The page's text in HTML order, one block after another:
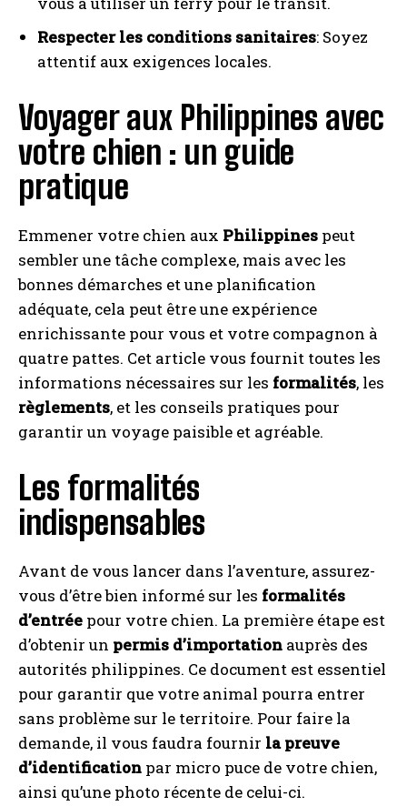
Respecter les conditions sanitaires: Soyez
attentif aux exigences locales.
Voyager aux Philippines avec
votre chien : un guide
pratique
Emmener votre chien aux Philippines peut
sembler une tâche complexe, mais avec les
bonnes démarches et une planification
adéquate, cela peut être une expérience
enrichissante pour vous et votre compagnon à
quatre pattes. Cet article vous fournit toutes les
informations nécessaires sur les formalités, les
règlements, et les conseils pratiques pour
garantir un voyage paisible et agréable.
Les formalités
indispensables
Avant de vous lancer dans l’aventure, assurez-
vous d’être bien informé sur les formalités
d’entrée pour votre chien. La première étape est
d’obtenir un permis d’importation auprès des
autorités philippines. Ce document est essentiel
pour garantir que votre animal pourra entrer
sans problème sur le territoire. Pour faire la
demande, il vous faudra fournir la preuve
d’identification par micro puce de votre chien,
ainsi qu’une photo récente de celui-ci.